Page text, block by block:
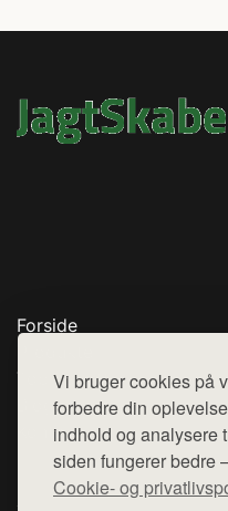
Vi bruger cookies på
forbedre din
indhold og analysere
siden fungerer bedre
Cookie- og
Forside
Top Rabatter
Blog
Kontakt